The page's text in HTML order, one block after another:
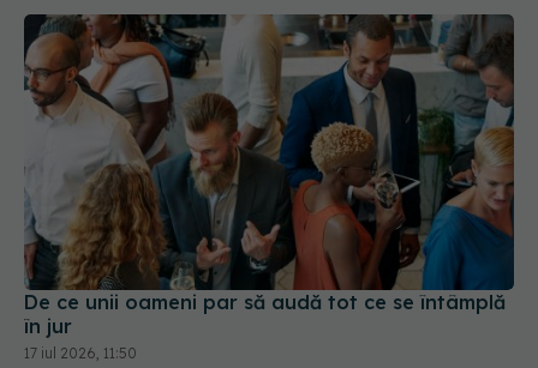
De ce unii oameni par să audă tot ce se întâmplă
în jur
17 iul 2026, 11:50